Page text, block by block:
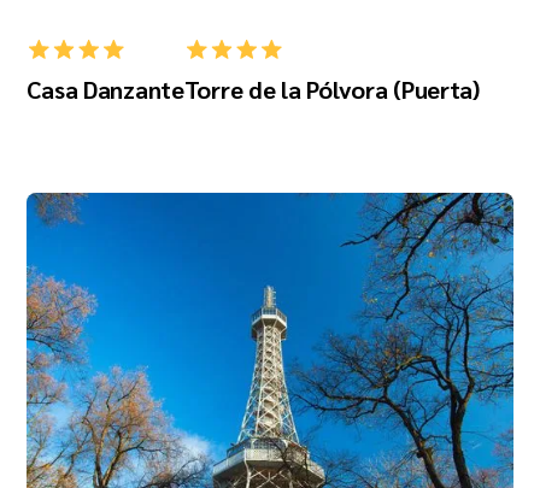
Casa DanzanteTorre de la Pólvora (Puerta)